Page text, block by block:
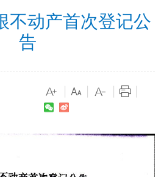
不动产首次登记公
告